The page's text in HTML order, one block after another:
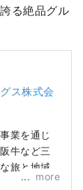
る絶品グル
ス株式会
業を通じ
牛など三
旅と地域
more